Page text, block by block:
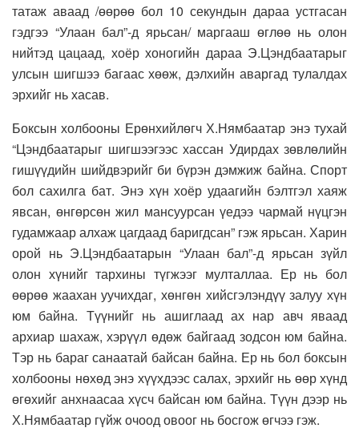
татаж аваад /өөрөө бол 10 секундын дараа устгасан
гэдгээ “Улаан бал”-д ярьсан/ маргааш өглөө нь олон
нийтэд цацаад, хоёр хоногийн дараа Э.Цэндбаатарыг
улсын шигшээ багаас хөөж, дэлхийн аваргад тулалдах
эрхийг нь хасав.
Боксын холбооны Ерөнхийлөгч Х.Нямбаатар энэ тухай
“Цэндбаатарыг шигшээгээс хассан Удирдах зөвлөлийн
гишүүдийн шийдвэрийг би бүрэн дэмжиж байна. Спорт
бол сахилга бат. Энэ хүн хоёр удаагийн бэлтгэл хаяж
явсан, өнгөрсөн жил мансуурсан үедээ чармай нүцгэн
гудамжаар алхаж цагдаад баригдсан” гэж ярьсан. Харин
орой нь Э.Цэндбаатарын “Улаан бал”-д ярьсан зүйл
олон хүнийг тархины түгжээг мулталлаа. Ер нь бол
өөрөө жаахан уучихдаг, хөнгөн хийсгэлэндүү залуу хүн
юм байна. Түүнийг нь ашиглаад ах нар авч яваад
архиар шахаж, хэрүүл өдөж байгаад зодсон юм байна.
Тэр нь бараг санаатай байсан байна. Ер нь бол боксын
холбооны нөхөд энэ хүүхдээс салах, эрхийг нь өөр хүнд
өгөхийг анхнаасаа хүсч байсан юм байна. Түүн дээр нь
Х.Нямбаатар гүйж очоод овоог нь босгож өгчээ гэж.